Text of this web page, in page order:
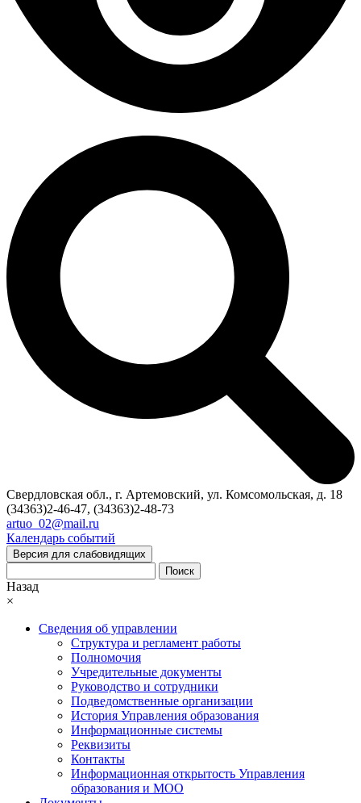
Свердловская обл., г. Артемовский, ул. Комсомольская, д. 18
(34363)2-46-47, (34363)2-48-73
artuo_02@mail.ru
Календарь событий
Версия для слабовидящих
Поиск
Назад
×
Сведения об управлении
Структура и регламент работы
Полномочия
Учредительные документы
Руководство и сотрудники
Подведомственные организации
История Управления образования
Информационные системы
Реквизиты
Контакты
Информационная открытость Управления
образования и МОО